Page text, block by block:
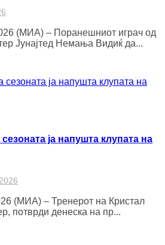
(МИА) – Поранешниот играч од
Јунајтед Немања Видиќ да...
сезоната ја напушта клупата на
(МИА) – Тренерот на Кристал
потврди денеска на пр...